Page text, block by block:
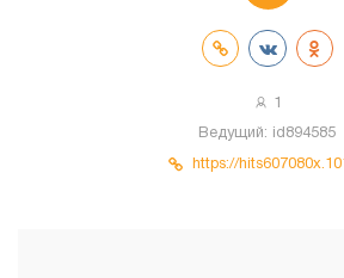
1
Ведущий: id894585
https://